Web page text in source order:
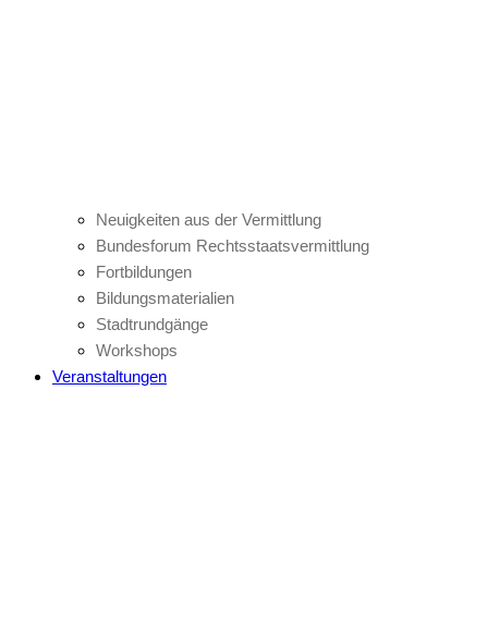
Neuigkeiten aus der Vermittlung
Bundesforum Rechtsstaatsvermittlung
Fortbildungen
Bildungsmaterialien
Stadtrundgänge
Workshops
Veranstaltungen